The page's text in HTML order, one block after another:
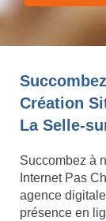
Création
La Selle-
Succombez à
Internet Pas
agence
présence en